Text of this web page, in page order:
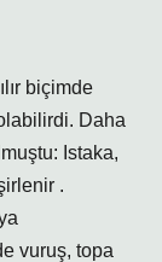
biçimde
Daha
Istaka,
.
vuruş, topa